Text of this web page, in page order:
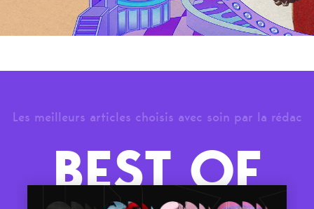
Les meilleurs articles choisis avec soin par la rédac
BEST OF